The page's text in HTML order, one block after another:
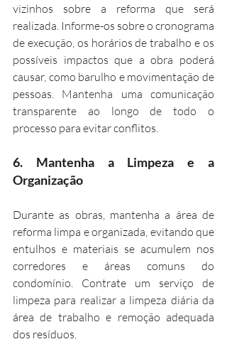
vizinhos sobre a reforma que será
realizada. Informe-os sobre o cronograma
de execução, os horários de trabalho e os
possíveis impactos que a obra poderá
causar, como barulho e movimentação de
pessoas. Mantenha uma comunicação
transparente ao longo de todo o
processo para evitar conflitos.
6. Mantenha a Limpeza e a
Organização
Durante as obras, mantenha a área de
reforma limpa e organizada, evitando que
entulhos e materiais se acumulem nos
corredores e áreas comuns do
condomínio. Contrate um serviço de
limpeza para realizar a limpeza diária da
área de trabalho e remoção adequada
dos resíduos.